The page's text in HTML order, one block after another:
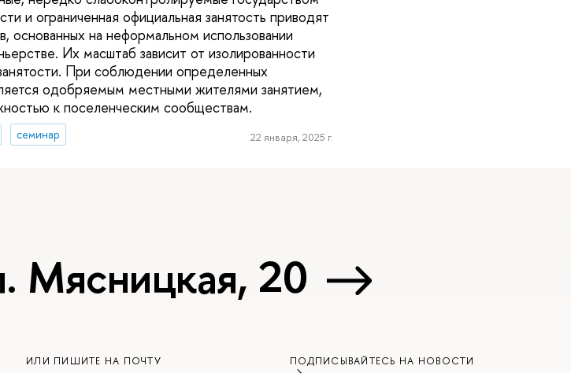
и ограниченная официальная занятость приводят
на неформальном использовании
Их масштаб зависит от изолированности
При соблюдении определенных
одобряемым местными жителями занятием,
к поселенческим сообществам.
семинар 22 января, 2025 г.
Мясницкая, 20
ИЛИ ПИШИТЕ НА ПОЧТУ ПОДПИСЫВАЙТЕСЬ НА НОВОСТИ